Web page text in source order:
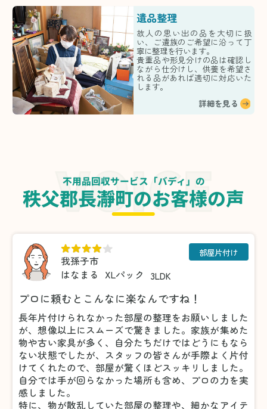
遺品整理
故人の思い出の品を大切に扱
い、ご遺族のご希望に沿って丁
寧に整理を行います。
貴重品や形見分けの品は確認し
ながら仕分けし、供養を希望さ
れる品があれば適切に対応いた
します。
詳細を見る
不用品回収サービス「バディ」の
秩父郡長瀞町のお客様の声
我孫子市
はなまる
XLパック 3LDK
部屋片付け
プロに頼むとこんなに楽なんですね！
長年片付けられなかった部屋の整理をお願いしました
が、想像以上にスムーズで驚きました。家族が集めた
物や古い家具が多く、自分たちだけではどうにもなら
ない状態でしたが、スタッフの皆さんが手際よく片付
けてくれたので、部屋が驚くほどスッキリしました。
自分では手が回らなかった場所も含め、プロの力を実
感しました。
特に、物が散乱していた部屋の整理や、細かなアイテ